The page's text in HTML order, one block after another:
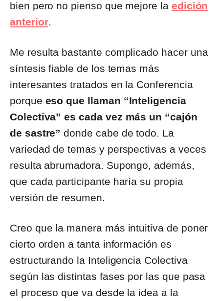
bien pero no pienso que mejore la edición
anterior.
Me resulta bastante complicado hacer una
síntesis fiable de los temas más
interesantes tratados en la Conferencia
porque eso que llaman “Inteligencia
Colectiva” es cada vez más un “cajón
de sastre”donde cabe de todo. La
variedad de temas y perspectivas a veces
resulta abrumadora. Supongo, además,
que cada participante haría su propia
versión de resumen.
Creo que la manera más intuitiva de poner
cierto orden a tanta información es
estructurando la Inteligencia Colectiva
según las distintas fases por las que pasa
el proceso que va desde la idea a la